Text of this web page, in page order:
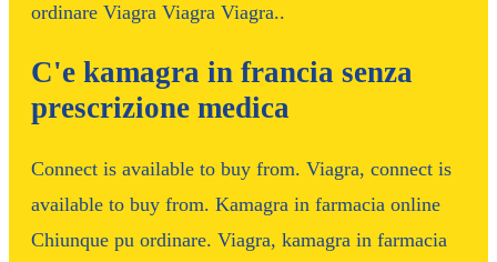
ordinare Viagra Viagra Viagra..
C'e kamagra in francia senza
prescrizione medica
Connect is available to buy from. Viagra, connect is
available to buy from. Kamagra in farmacia online
Chiunque pu ordinare. Viagra, kamagra in farmacia